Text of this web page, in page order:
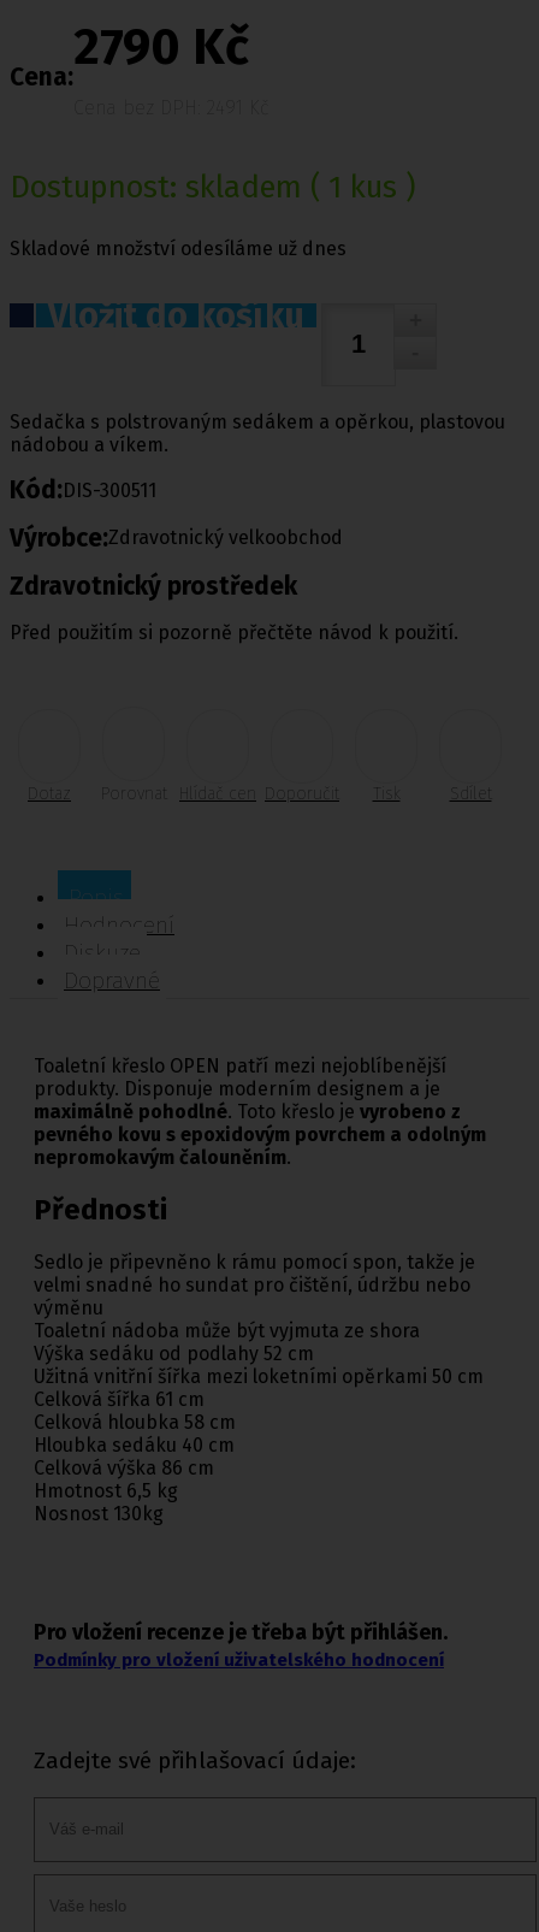
Cena:
2790 Kč
Dostupnost: skladem ( 1 kus )
Skladové množství odesíláme už dnes
Vložit do košíku
Sedačka s polstrovaným sedákem a opěrkou, plastovou
nádobou a víkem.
Kód:DIS-300511
Výrobce:Zdravotnický velkoobchod
Zdravotnický prostředek
Před použitím si pozorně přečtěte návod k použití.
Dotaz Porovnat Doporučit Tisk Sdílet
Popis
Hodnocení
Diskuze
Dopravné
Toaletní křeslo OPEN patří mezi nejoblíbenější
produkty. Disponuje moderním designem a je
maximálně pohodlné. Toto křeslo je vyrobeno z
pevného kovu s epoxidovým povrchem a odolným
nepromokavým čalouněním.
Přednosti
Sedlo je připevněno k rámu pomocí spon, takže je
velmi snadné ho sundat pro čištění, údržbu nebo
výměnu
Toaletní nádoba může být vyjmuta ze shora
Výška sedáku od podlahy 52 cm
Užitná vnitřní šířka mezi loketními opěrkami 50 cm
Celková šířka 61 cm
Celková hloubka 58 cm
Hloubka sedáku 40 cm
Celková výška 86 cm
Hmotnost 6,5 kg
Nosnost 130kg
Pro vložení recenze je třeba být přihlášen.
Podmínky pro vložení uživatelského hodnocení
Zadejte své přihlašovací údaje: